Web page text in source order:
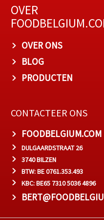
OVER
OVER ONS
BLOG
PRODUCTEN
CONTACTEER ONS
FOODBELGIUM.COM
DULGAARDSTRAAT 26
3740 BILZEN
BTW: BE 0761.353.493
KBC: BE65 7310 5036 4896